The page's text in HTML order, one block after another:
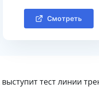
Смотреть
тест линии